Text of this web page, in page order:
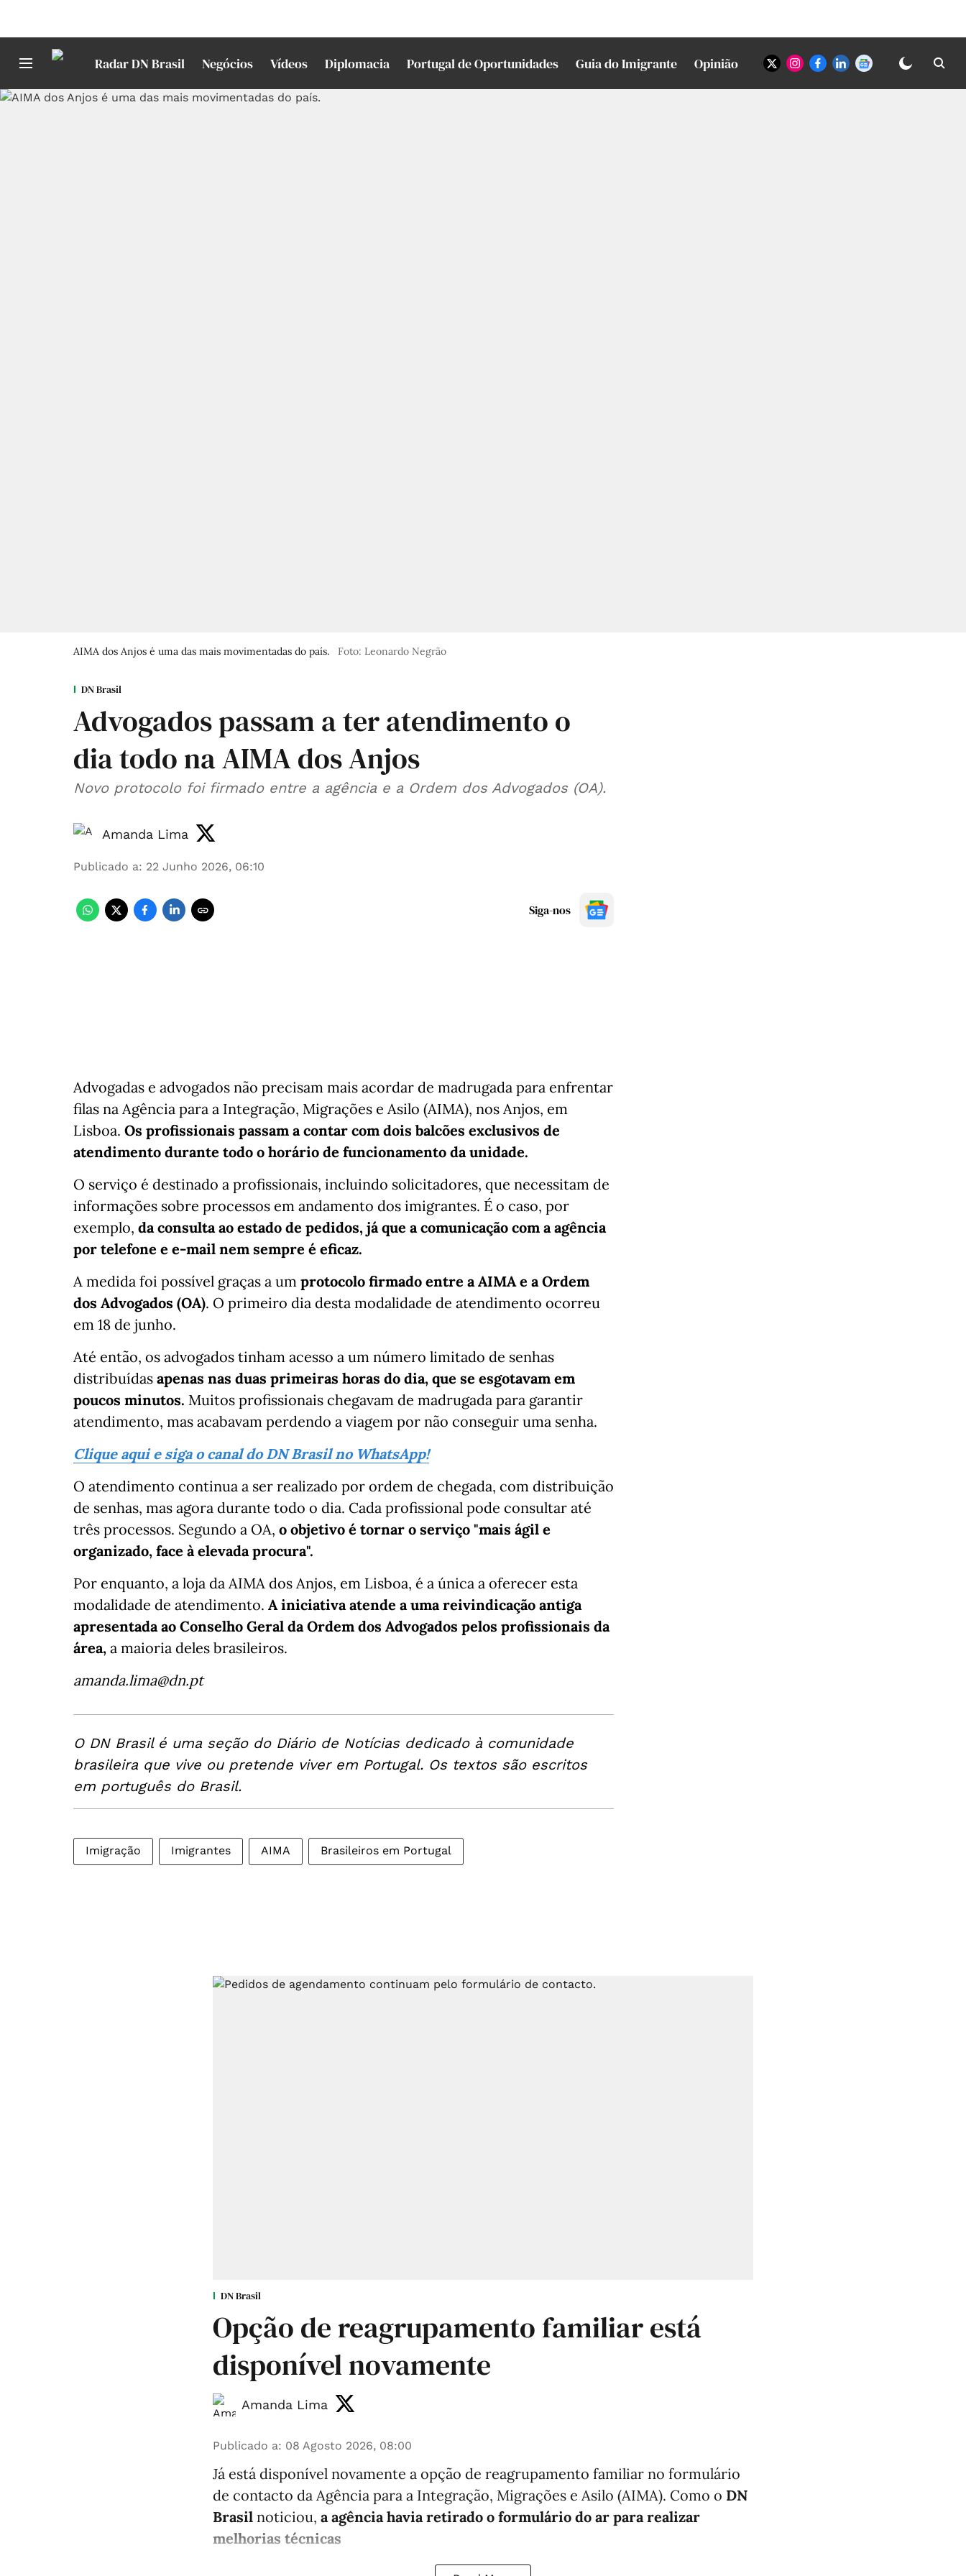
Radar DN Brasil Negócios Vídeos Diplomacia Portugal de Oportunidades Guia do Imigrante Opinião
AIMA dos Anjos é uma das mais movimentadas do país. Foto: Leonardo Negrão
DN Brasil
Advogados passam a ter atendimento o
dia todo na AIMA dos Anjos
Novo protocolo foi firmado entre a agência e a Ordem dos Advogados (OA).
Amanda Lima
Publicado a: 22 Junho 2026, 06:10
Siga-nos
Advogadas e advogados não precisam mais acordar de madrugada para enfrentar
filas na Agência para a Integração, Migrações e Asilo (AIMA), nos Anjos, em
Lisboa. Os profissionais passam a contar com dois balcões exclusivos de
atendimento durante todo o horário de funcionamento da unidade.
O serviço é destinado a profissionais, incluindo solicitadores, que necessitam de
informações sobre processos em andamento dos imigrantes. É o caso, por
exemplo, da consulta ao estado de pedidos, já que a comunicação com a agência
por telefone e e-mail nem sempre é eficaz.
A medida foi possível graças a um protocolo firmado entre a AIMA e a Ordem
dos Advogados (OA). O primeiro dia desta modalidade de atendimento ocorreu
em 18 de junho.
Até então, os advogados tinham acesso a um número limitado de senhas
distribuídas apenas nas duas primeiras horas do dia, que se esgotavam em
poucos minutos. Muitos profissionais chegavam de madrugada para garantir
atendimento, mas acabavam perdendo a viagem por não conseguir uma senha.
Clique aqui e siga o canal do DN Brasil no WhatsApp!
O atendimento continua a ser realizado por ordem de chegada, com distribuição
de senhas, mas agora durante todo o dia. Cada profissional pode consultar até
três processos. Segundo a OA, o objetivo é tornar o serviço "mais ágil e
organizado, face à elevada procura".
Por enquanto, a loja da AIMA dos Anjos, em Lisboa, é a única a oferecer esta
modalidade de atendimento. A iniciativa atende a uma reivindicação antiga
apresentada ao Conselho Geral da Ordem dos Advogados pelos profissionais da
área, a maioria deles brasileiros.
amanda.lima@dn.pt
O DN Brasil é uma seção do Diário de Notícias dedicado à comunidade
brasileira que vive ou pretende viver em Portugal. Os textos são escritos
em português do Brasil.
Imigração Imigrantes AIMA Brasileiros em Portugal
DN Brasil
Opção de reagrupamento familiar está
disponível novamente
Amanda Lima
Publicado a: 08 Agosto 2026, 08:00
Já está disponível novamente a opção de reagrupamento familiar no formulário
de contacto da Agência para a Integração, Migrações e Asilo (AIMA). Como o DN
Brasil noticiou, a agência havia retirado o formulário do ar para realizar
melhorias técnicas